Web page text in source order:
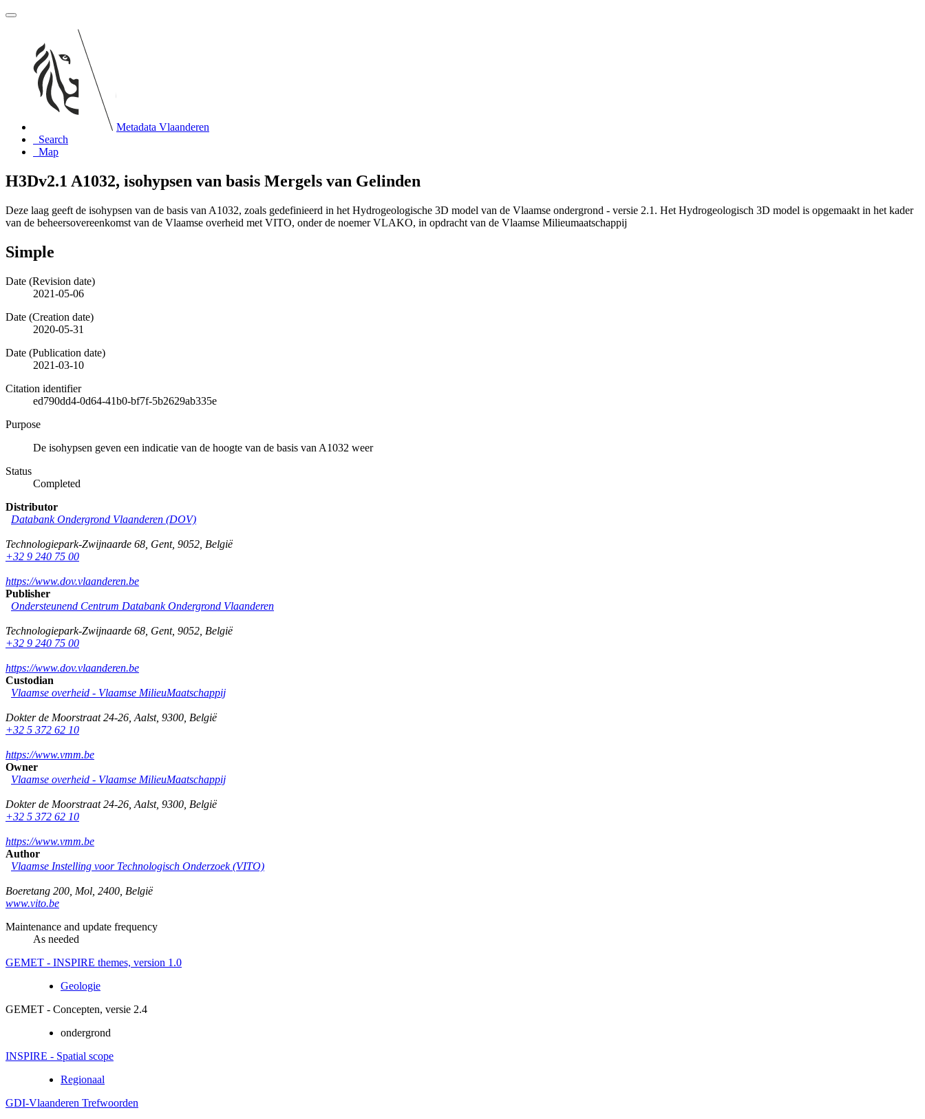
Metadata Vlaanderen
Search
Map
H3Dv2.1 A1032, isohypsen van basis Mergels van Gelinden
Deze laag geeft de isohypsen van de basis van A1032, zoals gedefinieerd in het Hydrogeologische 3D model van de Vlaamse ondergrond - versie 2.1. Het Hydrogeologisch 3D model is opgemaakt in het kader
van de beheersovereenkomst van de Vlaamse overheid met VITO, onder de noemer VLAKO, in opdracht van de Vlaamse Milieumaatschappij
Simple
Date (Revision date)
2021-05-06
Date (Creation date)
2020-05-31
Date (Publication date)
2021-03-10
Citation identifier
ed790dd4-0d64-41b0-bf7f-5b2629ab335e
Purpose
De isohypsen geven een indicatie van de hoogte van de basis van A1032 weer
Status
Completed
Distributor
Databank Ondergrond Vlaanderen (DOV)
Technologiepark-Zwijnaarde 68 Gent, 9052 België
+32 9 240 75 00
https://www.dov.vlaanderen.be
Publisher
Ondersteunend Centrum Databank Ondergrond Vlaanderen
Technologiepark-Zwijnaarde 68 Gent, 9052 België
+32 9 240 75 00
https://www.dov.vlaanderen.be
Custodian
Vlaamse overheid - Vlaamse MilieuMaatschappij
Dokter de Moorstraat 24-26 Aalst, 9300 België
+32 5 372 62 10
https://www.vmm.be
Owner
Vlaamse overheid - Vlaamse MilieuMaatschappij
Dokter de Moorstraat 24-26 Aalst, 9300 België
+32 5 372 62 10
https://www.vmm.be
Author
Vlaamse Instelling voor Technologisch Onderzoek (VITO)
Boeretang 200 Mol 2400 België
www.vito.be
Maintenance and update frequency
As needed
GEMET - INSPIRE themes, version 1.0
Geologie
GEMET - Concepten, versie 2.4
ondergrond
INSPIRE - Spatial scope
Regionaal
GDI-Vlaanderen Trefwoorden